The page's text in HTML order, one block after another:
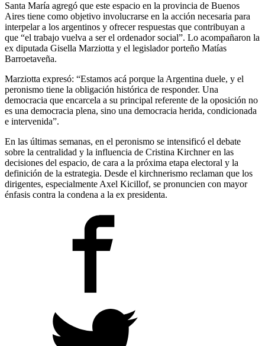
Santa María agregó que este espacio en la provincia de Buenos
Aires tiene como objetivo involucrarse en la acción necesaria para
interpelar a los argentinos y ofrecer respuestas que contribuyan a
que “el trabajo vuelva a ser el ordenador social”. Lo acompañaron la
ex diputada Gisella Marziotta y el legislador porteño Matías
Barroetaveña.
Marziotta expresó: “Estamos acá porque la Argentina duele, y el
peronismo tiene la obligación histórica de responder. Una
democracia que encarcela a su principal referente de la oposición no
es una democracia plena, sino una democracia herida, condicionada
e intervenida”.
En las últimas semanas, en el peronismo se intensificó el debate
sobre la centralidad y la influencia de Cristina Kirchner en las
decisiones del espacio, de cara a la próxima etapa electoral y la
definición de la estrategia. Desde el kirchnerismo reclaman que los
dirigentes, especialmente Axel Kicillof, se pronuncien con mayor
énfasis contra la condena a la ex presidenta.